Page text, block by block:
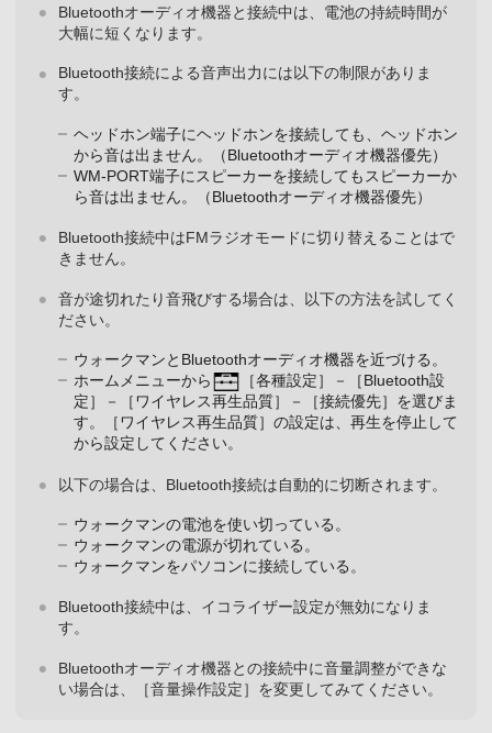
Bluetoothオーディオ機器と接続中は、電池の持続時間が
大幅に短くなります。
Bluetooth接続による音声出力には以下の制限がありま
す。
ヘッドホン端子にヘッドホンを接続しても、ヘッドホン
から音は出ません。（Bluetoothオーディオ機器優先）
WM-PORT端子にスピーカーを接続してもスピーカーか
ら音は出ません。（Bluetoothオーディオ機器優先）
Bluetooth接続中はFMラジオモードに切り替えることはで
きません。
音が途切れたり音飛びする場合は、以下の方法を試してく
ださい。
ウォークマンとBluetoothオーディオ機器を近づける。
ホームメニューから
［各種設定］－［Bluetooth設
定］－［ワイヤレス再生品質］－［接続優先］を選びま
す。［ワイヤレス再生品質］の設定は、再生を停止して
から設定してください。
以下の場合は、Bluetooth接続は自動的に切断されます。
ウォークマンの電池を使い切っている。
ウォークマンの電源が切れている。
ウォークマンをパソコンに接続している。
Bluetooth接続中は、イコライザー設定が無効になりま
す。
Bluetoothオーディオ機器との接続中に音量調整ができな
い場合は、［音量操作設定］を変更してみてください。